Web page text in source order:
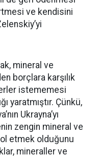
ve kendisini
mineral ve
borçlara karşılık
istememesi
yaratmıştır. Çünkü,
Ukrayna’yı
zengin mineral ve
etmek olduğunu
mineraller ve